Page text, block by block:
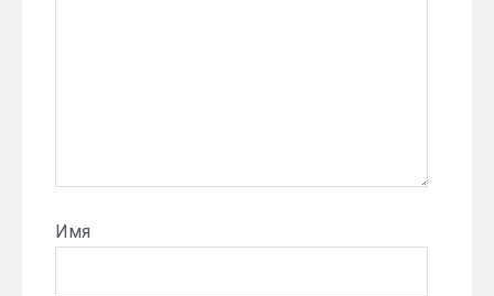
Имя